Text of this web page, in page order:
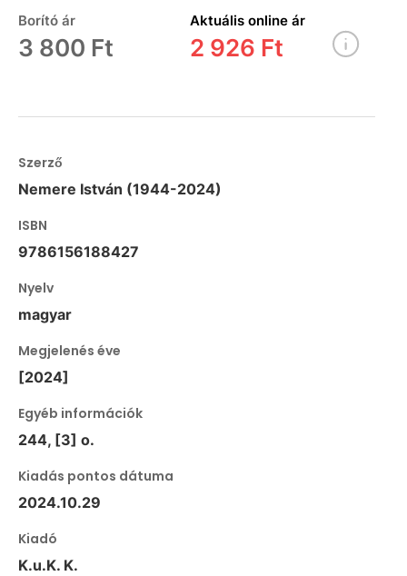
Borító ár
3 800 Ft
Aktuális online ár
2 926 Ft
Szerző
Nemere István (1944-2024)
ISBN
9786156188427
Nyelv
magyar
Megjelenés éve
[2024]
Egyéb információk
244, [3] o.
Kiadás pontos dátuma
2024.10.29
Kiadó
K.u.K. K.